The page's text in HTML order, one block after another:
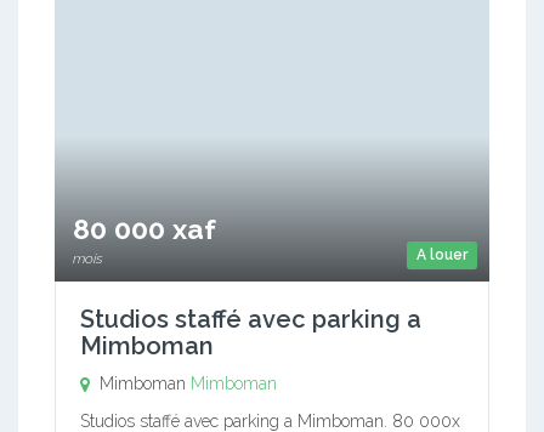
A louer
80 000 xaf
mois
Studios staffé avec parking a
Mimboman
Mimboman Mimboman
Studios staffé avec parking a Mimboman. 80 000x